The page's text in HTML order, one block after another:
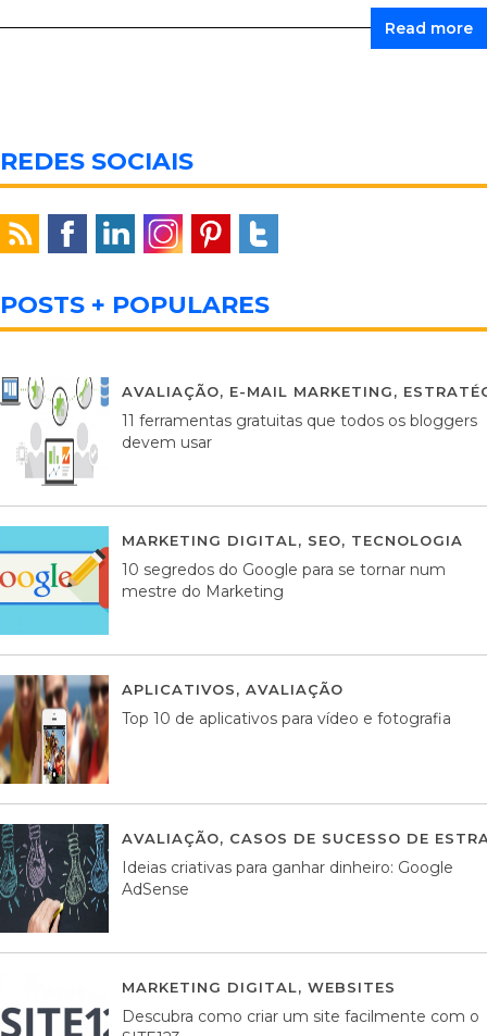
Read more
REDES SOCIAIS
POSTS + POPULARES
AVALIAÇÃO, E-MAIL MARKETING,
11 ferramentas gratuitas que todos os bloggers
devem usar
MARKETING DIGITAL, SEO, TECNOLOGIA
10 segredos do Google para se tornar num
mestre do Marketing
APLICATIVOS, AVALIAÇÃO
Top 10 de aplicativos para vídeo e fotografia
AVALIAÇÃO, CASOS DE SUCESSO DE
Ideias criativas para ganhar dinheiro: Google
AdSense
MARKETING DIGITAL, WEBSITES
Descubra como criar um site facilmente com o